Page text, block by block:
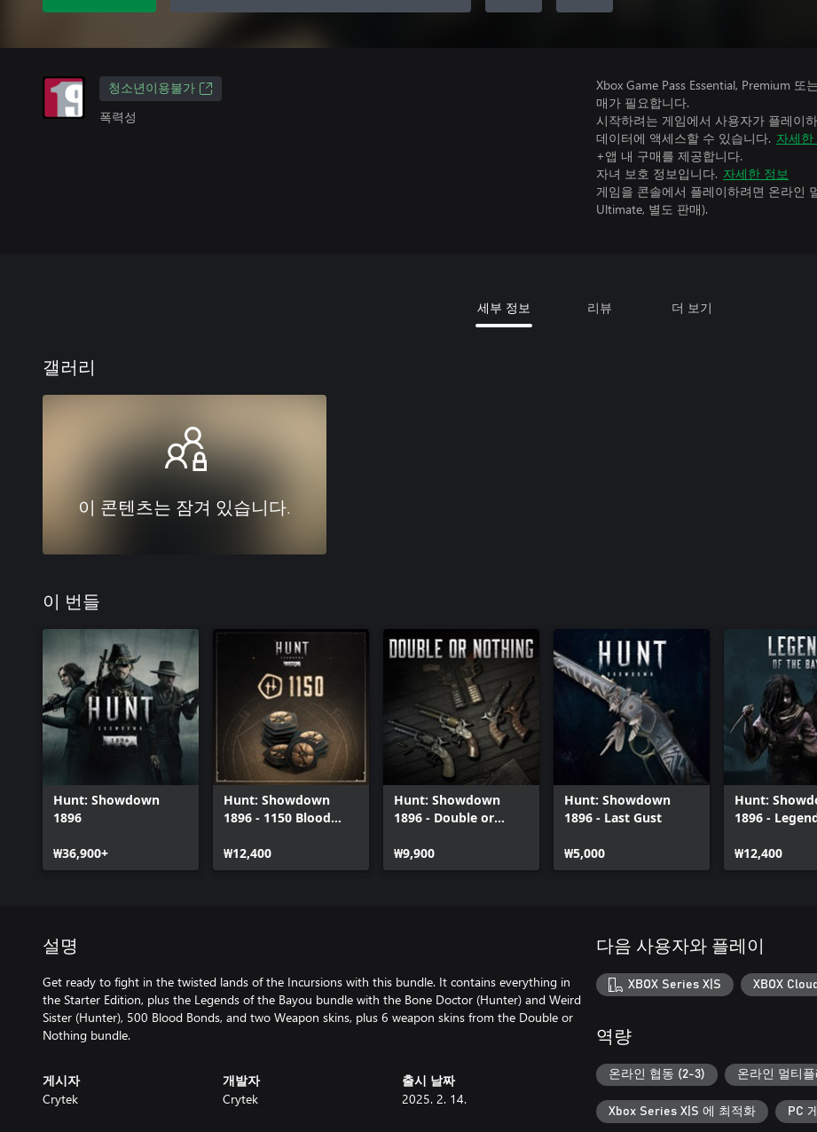
청소년이용불가
폭력성
Xbox Game Pass Essential, Premium
매가 필요합니다.
시작하려는 게임에서 사용자가 플레이
데이터에 액세스할 수 있습니다. 자세한
+앱 내 구매를 제공합니다.
자녀 보호 정보입니다. 자세한 정보
게임을 콘솔에서 플레이하려면 온라인
Ultimate, 별도 판매).
세부 정보 리뷰 더 보기
갤러리
이 콘텐츠는 잠겨 있습니다.
이 번들
Hunt: Showdown
1896
₩36,900+
Hunt: Showdown
1896 - 1150 Blood
₩12,400
Hunt: Showdown
1896 - Double or
₩9,900
Hunt: Showdown
1896 - Last Gust
₩5,000
Hunt:
1896 -
₩12,400
설명
Get ready to fight in the twisted lands of the Incursions with this bundle. It contains everything in
the Starter Edition, plus the Legends of the Bayou bundle with the Bone Doctor (Hunter) and Weird
Sister (Hunter), 500 Blood Bonds, and two Weapon skins, plus 6 weapon skins from the Double or
Nothing bundle.
게시자
Crytek
개발자
Crytek
출시 날짜
2025. 2. 14.
다음 사용자와 플레이
XBOX Series X|S XBOX
역량
온라인 협동 (2-3) 온라인 멀티
Xbox Series X|S 에 최적화 PC